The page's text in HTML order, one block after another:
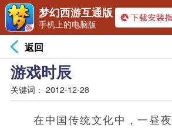
返回
游戏时辰
关键词： 2012-12-28
在中国传统文化中，一昼夜
梦幻西游互通版
手机上的电脑版